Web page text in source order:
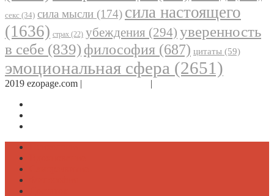
секс (34) сила мысли (174) сила настоящего
(1636) страх (22) убеждения (294) уверенность
в себе (839) философия (687) цитаты (59)
эмоциональная сфера (2651)
2019 ezopage.com | |